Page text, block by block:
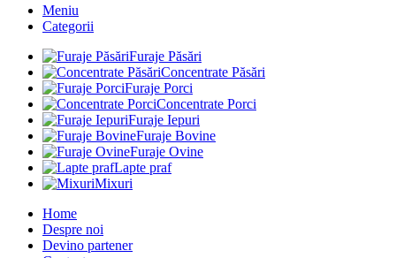
Meniu
Categorii
Furaje Păsări
Concentrate Păsări
Furaje Porci
Concentrate Porci
Furaje Iepuri
Furaje Bovine
Furaje Ovine
Lapte praf
Mixuri
Home
Despre noi
Devino partener